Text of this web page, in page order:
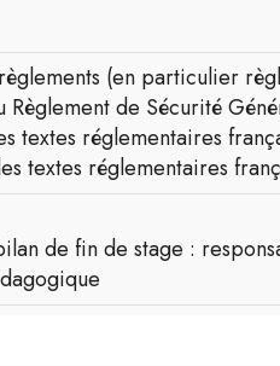
(en particulier
de Sécurité
textes réglementaires
textes réglementaires
de fin de stage :